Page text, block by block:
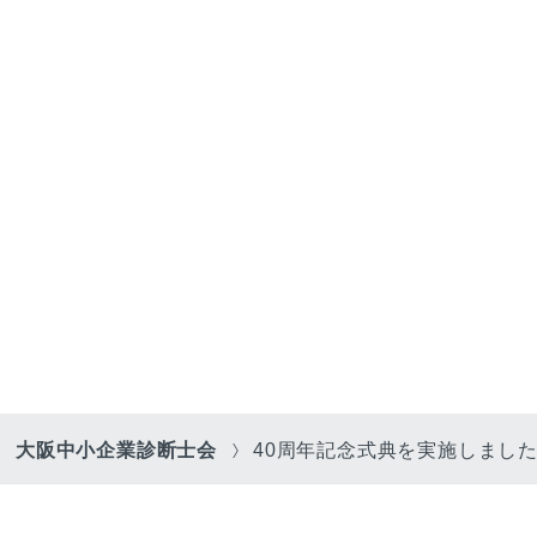
大阪中小企業診断士会 40周年記念式典を実施しまし